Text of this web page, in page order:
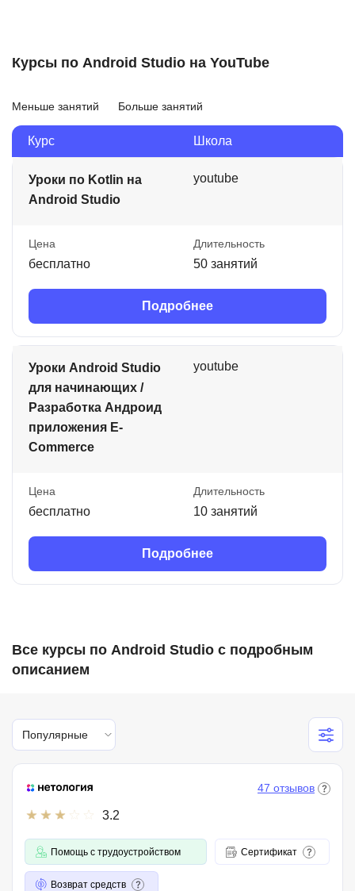
Курсы по Android Studio на YouTube
Меньше занятий Больше занятий
Курс Школа
Уроки по Kotlin на
Android Studio
youtube
Цена
бесплатно
Длительность
50 занятий
Подробнее
Уроки Android Studio
для начинающих /
Разработка Андроид
приложения E-
Commerce
youtube
Цена
бесплатно
Длительность
10 занятий
Подробнее
Все курсы по Android Studio с подробным
описанием
Популярные
3.2
47 отзывов
Помощь с трудоустройством Сертификат
Возврат средств